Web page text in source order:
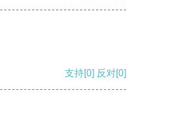
支持[0] 反对[0]